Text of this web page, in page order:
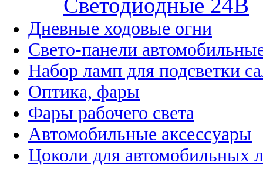
Дневные ходовые огни
Свето-панели
Набор ламп для подсветки
Оптика, фары
Фары рабочего света
Автомобильные аксессуары
Цоколи для автомобильных